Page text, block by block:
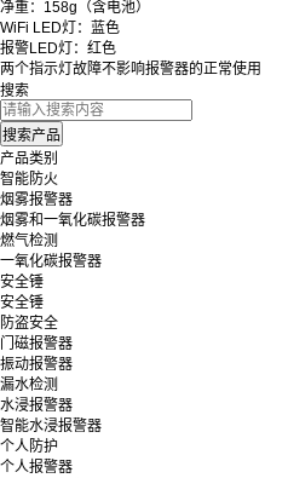
净重：158g（含电池）
WiFi LED灯：蓝色
报警LED灯：红色
两个指示灯故障不影响报警器的正常使用
搜索
产品类别
智能防火
烟雾报警器
烟雾和一氧化碳报警器
燃气检测
一氧化碳报警器
安全锤
安全锤
防盗安全
门磁报警器
振动报警器
漏水检测
水浸报警器
智能水浸报警器
个人防护
个人报警器